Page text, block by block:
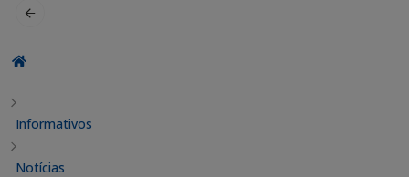
Informativos
Notícias